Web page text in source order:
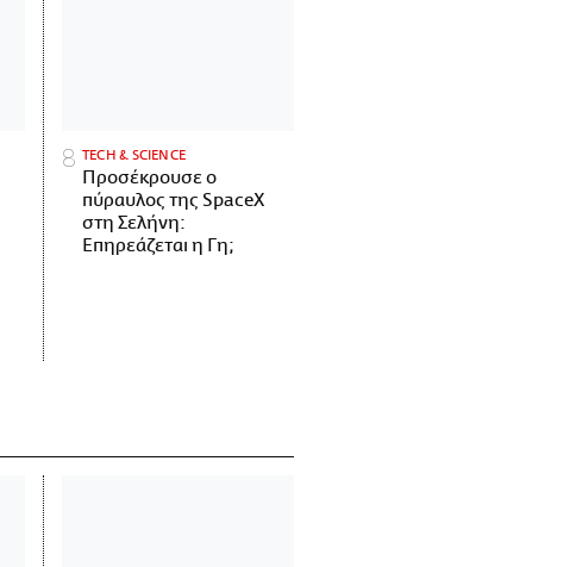
ΤECH & SCIENCE
Προσέκρουσε ο
πύραυλος της SpaceX
στη Σελήνη:
Επηρεάζεται η Γη;